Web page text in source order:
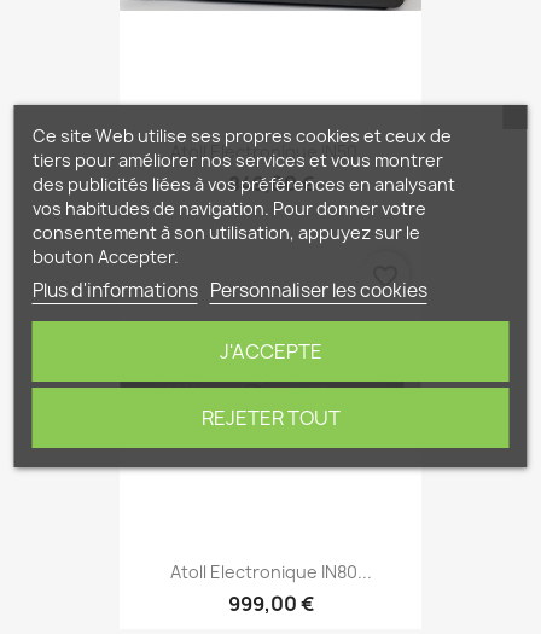
Atoll Electronique IN50...
849,00 €
Atoll Electronique IN80...
999,00 €
favorite_border
Ce site Web utilise ses propres cookies et ceux de
tiers pour améliorer nos services et vous montrer
des publicités liées à vos préférences en analysant
vos habitudes de navigation. Pour donner votre
consentement à son utilisation, appuyez sur le
bouton Accepter.
Plus d'informations Personnaliser les cookies
REJETER TOUT
J'ACCEPTE